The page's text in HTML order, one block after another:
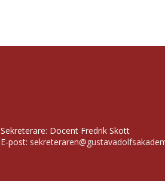
Sekreterare: Docent Fredrik Skott
E-post: